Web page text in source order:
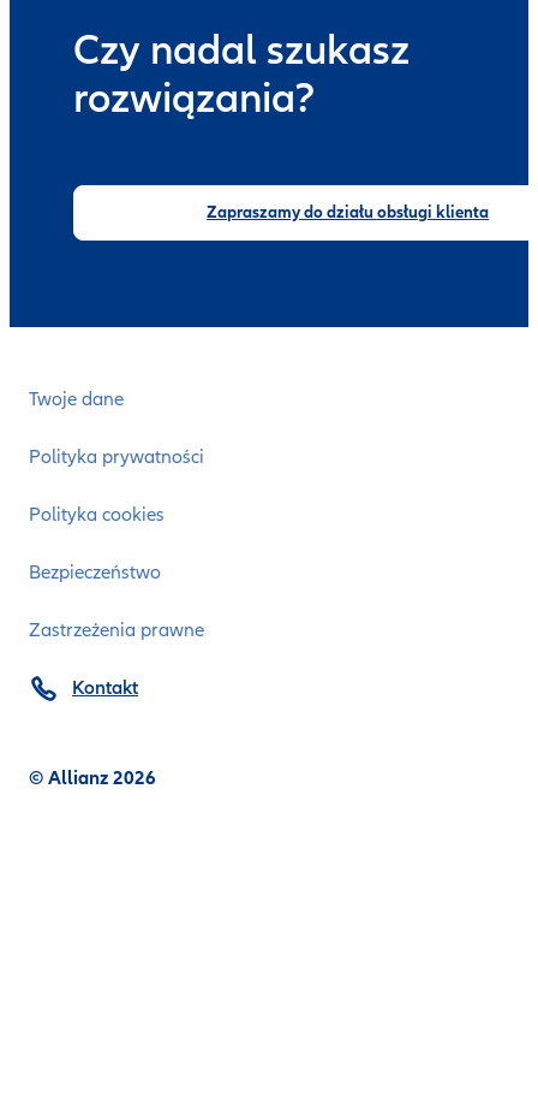
Czy nadal szukasz
rozwiązania?
Zapraszamy do działu obsługi klienta
Twoje dane
Polityka prywatności
Polityka cookies
Bezpieczeństwo
Zastrzeżenia prawne
© Allianz 2026
Kontakt